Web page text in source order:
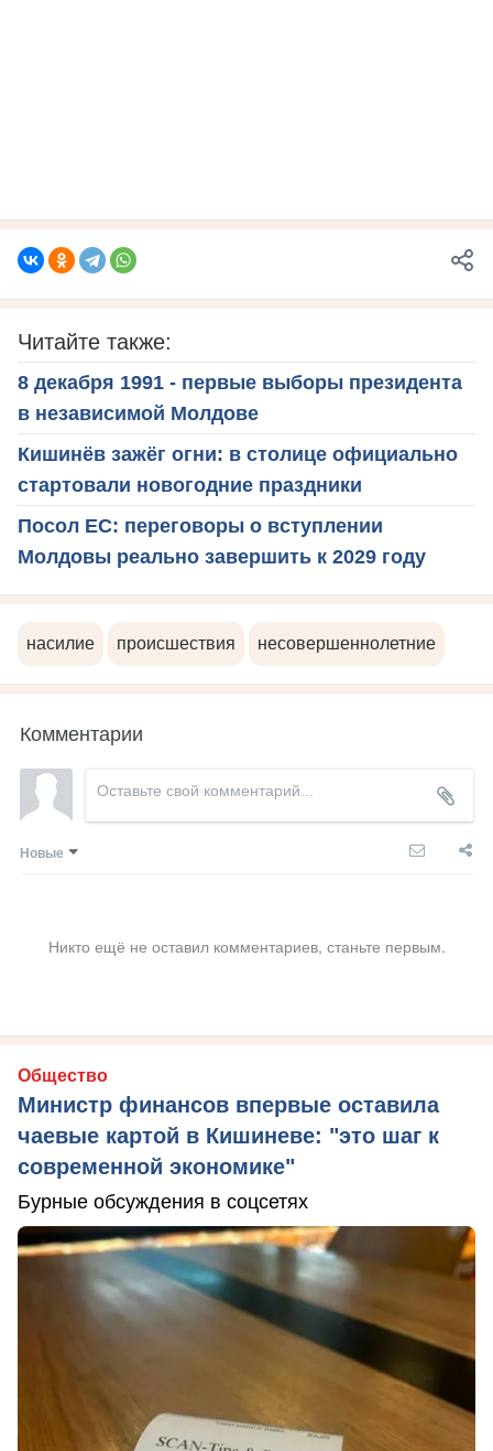
Читайте также:
8 декабря 1991 - первые выборы президента
в независимой Молдове
Кишинёв зажёг огни: в столице официально
стартовали новогодние праздники
Посол ЕС: переговоры о вступлении
Молдовы реально завершить к 2029 году
насилие происшествия несовершеннолетние
Комментарии
Новые
Никто ещё не оставил комментариев, станьте первым.
Общество
Министр финансов впервые оставила
чаевые картой в Кишиневе: "это шаг к
современной экономике"
Бурные обсуждения в соцсетях